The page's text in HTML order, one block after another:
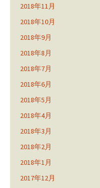
2018年11月
2018年10月
2018年9月
2018年8月
2018年7月
2018年6月
2018年5月
2018年4月
2018年3月
2018年2月
2018年1月
2017年12月